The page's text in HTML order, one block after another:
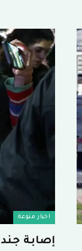
اخبار منوعة
إصابة